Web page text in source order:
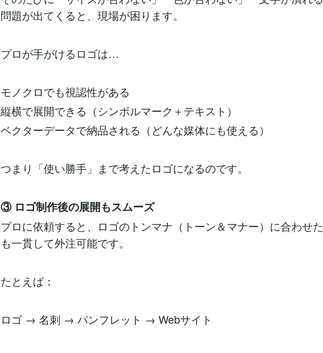
問題が出てくると、現場が困ります。
プロが手がけるロゴは…
モノクロでも視認性がある
縦横で展開できる（シンボルマーク＋テキスト）
ベクターデータで納品される（どんな媒体にも使える）
つまり「使い勝手」まで考えたロゴになるのです。
③ ロゴ制作後の展開もスムーズ
プロに依頼すると、ロゴのトンマナ（トーン＆マナー）に合わせ
も一貫して外注可能です。
たとえば：
ロゴ → 名刺 → パンフレット → Webサイト